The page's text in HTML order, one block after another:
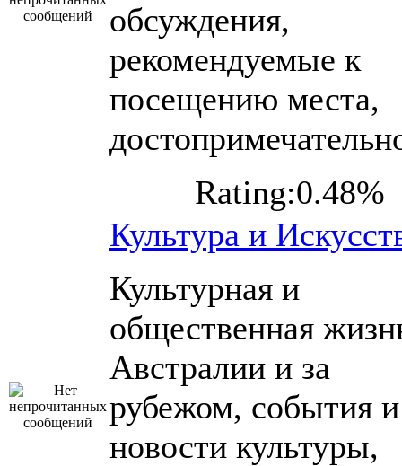
обсуждения,
рекомендуемые к
посещению места,
Rating:0.48%
Культура и
Культурная и
общественная
Австралии и за
рубежом, события и
новости культуры,